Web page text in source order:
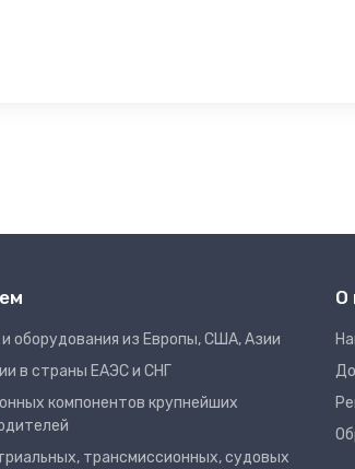
оборудования из Европы, США, Азии
в страны ЕАЭС и СНГ
компонентов крупнейших
трансмиссионных, судовых
О